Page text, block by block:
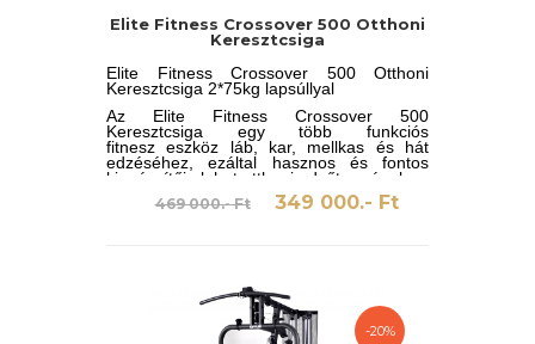
Elite Fitness Crossover 500 Otthoni
Keresztcsiga
Elite Fitness Crossover 500 Otthoni
Keresztcsiga 2*75kg lapsúllyal
Az Elite Fitness Crossover 500
Keresztcsiga egy több funkciós
fitnesz eszköz láb, kar, mellkas és hát
edzéséhez, ezáltal hasznos és fontos
kiegészítője lehet otthoni edzőtermének.
469 000.- Ft 349 000.- Ft
-20%